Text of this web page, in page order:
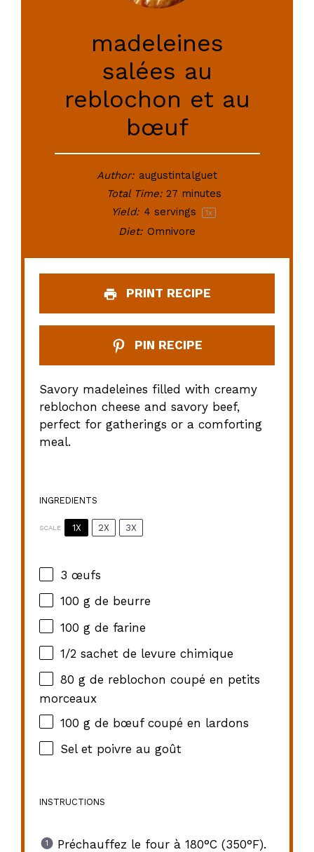
madeleines
salées au
reblochon et au
bœuf
Author: augustintalguet
Total Time: 27 minutes
Yield: 4 servings 1x
Diet: Omnivore
PRINT RECIPE
PIN RECIPE
Savory madeleines filled with creamy
reblochon cheese and savory beef,
perfect for gatherings or a comforting
meal.
INGREDIENTS
SCALE 1X 2X 3X
3 œufs
100 g de beurre
100 g de farine
1/2 sachet de levure chimique
80 g de reblochon coupé en petits
morceaux
100 g de bœuf coupé en lardons
Sel et poivre au goût
INSTRUCTIONS
Préchauffez le four à 180°C (350°F).